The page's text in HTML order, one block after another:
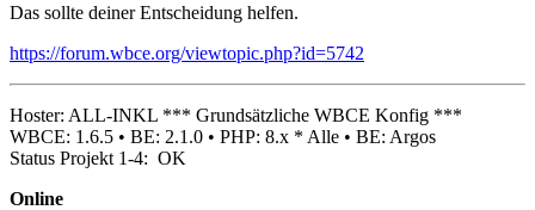
Das sollte deiner Entscheidung helfen.
https://forum.wbce.org/viewtopic.php?id=5742
Hoster: ALL-INKL *** Grundsätzliche WBCE Konfig ***
WBCE: 1.6.5 • BE: 2.1.0 • PHP: 8.x * Alle • BE: Argos
Status Projekt 1-4: OK
Online